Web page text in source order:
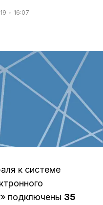
16:07
к системе
подключены 35